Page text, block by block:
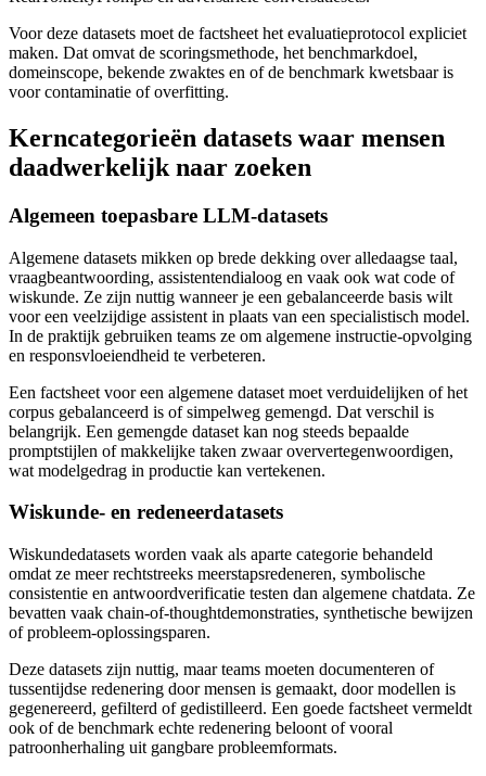
Voor deze datasets moet de factsheet het evaluatieprotocol expliciet
maken. Dat omvat de scoringsmethode, het benchmarkdoel,
domeinscope, bekende zwaktes en of de benchmark kwetsbaar is
voor contaminatie of overfitting.
Kerncategorieën datasets waar mensen
daadwerkelijk naar zoeken
Algemeen toepasbare LLM-datasets
Algemene datasets mikken op brede dekking over alledaagse taal,
vraagbeantwoording, assistentendialoog en vaak ook wat code of
wiskunde. Ze zijn nuttig wanneer je een gebalanceerde basis wilt
voor een veelzijdige assistent in plaats van een specialistisch model.
In de praktijk gebruiken teams ze om algemene instructie-opvolging
en responsvloeiendheid te verbeteren.
Een factsheet voor een algemene dataset moet verduidelijken of het
corpus gebalanceerd is of simpelweg gemengd. Dat verschil is
belangrijk. Een gemengde dataset kan nog steeds bepaalde
promptstijlen of makkelijke taken zwaar oververtegenwoordigen,
wat modelgedrag in productie kan vertekenen.
Wiskunde- en redeneerdatasets
Wiskundedatasets worden vaak als aparte categorie behandeld
omdat ze meer rechtstreeks meerstapsredeneren, symbolische
consistentie en antwoordverificatie testen dan algemene chatdata. Ze
bevatten vaak chain-of-thoughtdemonstraties, synthetische bewijzen
of probleem-oplossingsparen.
Deze datasets zijn nuttig, maar teams moeten documenteren of
tussentijdse redenering door mensen is gemaakt, door modellen is
gegenereerd, gefilterd of gedistilleerd. Een goede factsheet vermeldt
ook of de benchmark echte redenering beloont of vooral
patroonherhaling uit gangbare probleemformats.